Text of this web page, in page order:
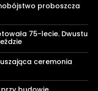
proboszcza
75-lecie. Dwustu
ceremonia